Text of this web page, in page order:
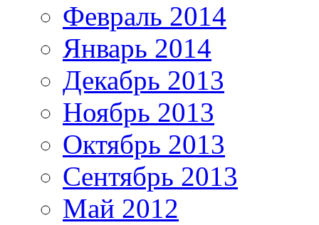
Февраль 2014
Январь 2014
Декабрь 2013
Ноябрь 2013
Октябрь 2013
Сентябрь 2013
Май 2012